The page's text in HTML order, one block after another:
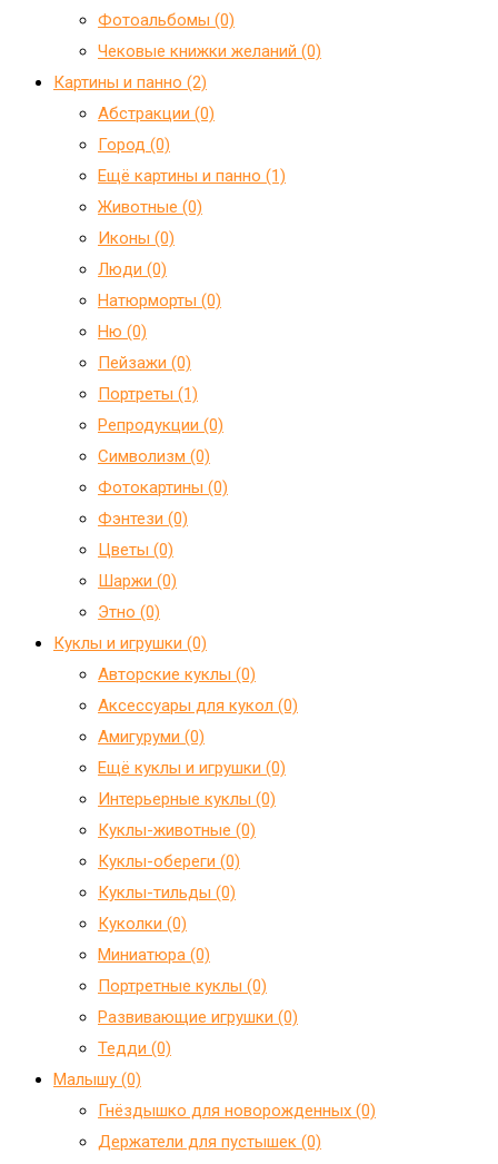
Фотоальбомы (0)
Чековые книжки желаний (0)
Картины и панно (2)
Абстракции (0)
Город (0)
Ещё картины и панно (1)
Животные (0)
Иконы (0)
Люди (0)
Натюрморты (0)
Ню (0)
Пейзажи (0)
Портреты (1)
Репродукции (0)
Символизм (0)
Фотокартины (0)
Фэнтези (0)
Цветы (0)
Шаржи (0)
Этно (0)
Куклы и игрушки (0)
Авторские куклы (0)
Аксессуары для кукол (0)
Амигуруми (0)
Ещё куклы и игрушки (0)
Интерьерные куклы (0)
Куклы-животные (0)
Куклы-обереги (0)
Куклы-тильды (0)
Куколки (0)
Миниатюра (0)
Портретные куклы (0)
Развивающие игрушки (0)
Тедди (0)
Малышу (0)
Гнёздышко для новорожденных (0)
Держатели для пустышек (0)